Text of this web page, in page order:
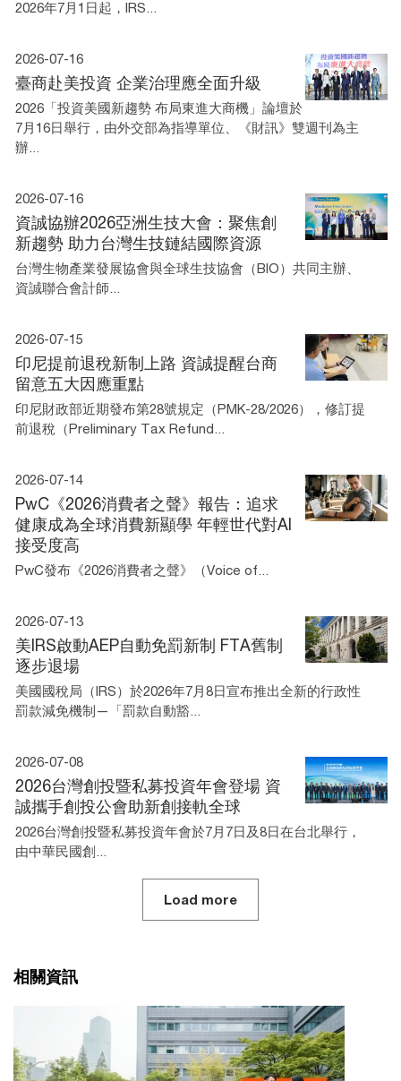
2026年7月1日起，IRS...
2026-07-16
臺商赴美投資 企業治理應全面升級
2026「投資美國新趨勢 布局東進大商機」論壇於
7月16日舉行，由外交部為指導單位、《財訊》雙週刊為主
辦...
2026-07-16
資誠協辦2026亞洲生技大會：聚焦創
新趨勢 助力台灣生技鏈結國際資源
台灣生物產業發展協會與全球生技協會（BIO）共同主辦、
資誠聯合會計師...
2026-07-15
印尼提前退稅新制上路 資誠提醒台商
留意五大因應重點
印尼財政部近期發布第28號規定（PMK-28/2026），修訂提
前退稅（Preliminary Tax Refund...
2026-07-14
PwC《2026消費者之聲》報告：追求
健康成為全球消費新顯學 年輕世代對AI
接受度高
PwC發布《2026消費者之聲》（Voice of...
2026-07-13
美IRS啟動AEP自動免罰新制 FTA舊制
逐步退場
美國國稅局（IRS）於2026年7月8日宣布推出全新的行政性
罰款減免機制—「罰款自動豁...
2026-07-08
2026台灣創投暨私募投資年會登場 資
誠攜手創投公會助新創接軌全球
2026台灣創投暨私募投資年會於7月7日及8日在台北舉行，
由中華民國創...
Load more
相關資訊